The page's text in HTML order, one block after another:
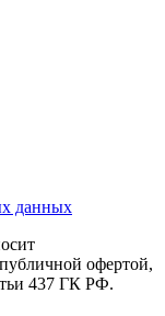
данных
офертой,
437 ГК РФ.